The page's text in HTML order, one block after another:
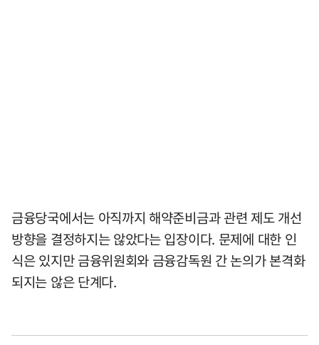
금융당국에서는 아직까지 해약준비금과 관련 제도 개선
방향을 결정하지는 않았다는 입장이다. 문제에 대한 인
식은 있지만 금융위원회와 금융감독원 간 논의가 본격화
되지는 않은 단계다.